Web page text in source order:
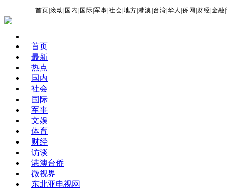
首页 |滚动 国内 国际 |军事 |社会 |地方 |港澳 台湾 |华人 |侨网 财经 |金融 |
首页
最新
热点
国内
社会
国际
军事
文娱
体育
财经
访谈
港澳台侨
微视界
东北亚电视网